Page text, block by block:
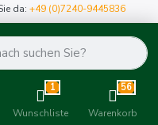
da:+49 (0)7240-9445836
1
Wunschliste
56
Warenkorb